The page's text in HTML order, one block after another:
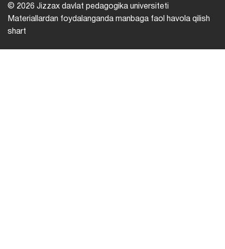
© 2026 Jizzax davlat pedagogika universiteti
Materiallardan foydalanganda manbaga faol havola qilish
shart